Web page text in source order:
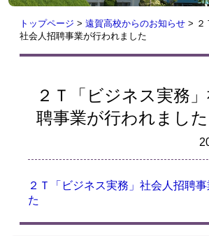
トップページ > 遠賀高校からのお知らせ > ２
社会人招聘事業が行われました
２Ｔ「ビジネス実務
聘事業が行われました
２Ｔ「ビジネス実務」社会人招聘
た